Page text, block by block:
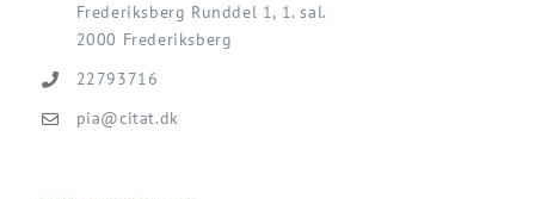
Frederiksberg Runddel 1, 1. sal.
2000 Frederiksberg
22793716
pia@citat.dk